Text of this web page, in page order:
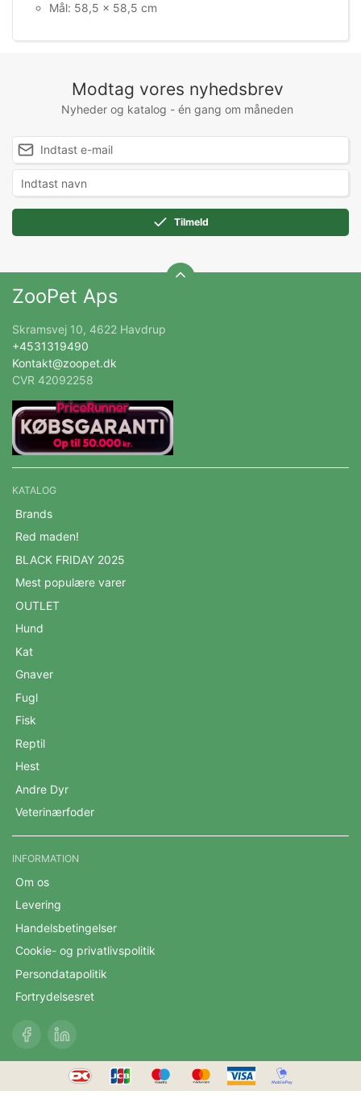
Mål: 58,5 x 58,5 cm
Modtag vores nyhedsbrev
Nyheder og katalog - én gang om måneden
Tilmeld
ZooPet Aps
Skramsvej 10, 4622 Havdrup
+4531319490
Kontakt@zoopet.dk
CVR 42092258
KATALOG
Brands
Red maden!
BLACK FRIDAY 2025
Mest populære varer
OUTLET
Hund
Kat
Gnaver
Fugl
Fisk
Reptil
Hest
Andre Dyr
Veterinærfoder
INFORMATION
Om os
Levering
Handelsbetingelser
Cookie- og privatlivspolitik
Persondatapolitik
Fortrydelsesret